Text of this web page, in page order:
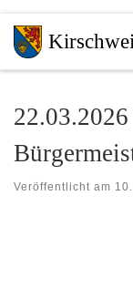
Zum Inhalt
Veröffentlicht am